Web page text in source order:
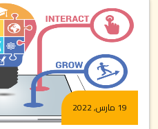
19 مارس, 2022